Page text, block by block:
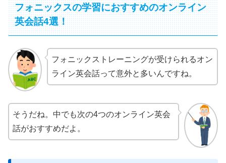
フォニックスの学習におすすめのオンライン
英会話4選！
フォニックストレーニングが受けられるオン
ライン英会話って意外と多いんですね。
そうだね。中でも次の4つのオンライン英会
話がおすすめだよ。